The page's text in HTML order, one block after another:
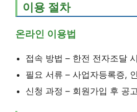
이용 절차
온라인 이용법
접속 방법 – 한전 전자조달
필요 서류 – 사업자등록증,
신청 과정 – 회원가입 후 공